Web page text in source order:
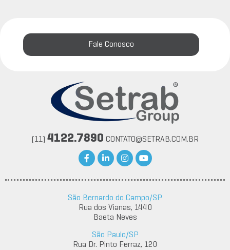
(11) 4122.7890 CONTATO@SETRAB.COM.BR
São Bernardo do Campo/SP
Rua dos Vianas, 1440
Baeta Neves
São Paulo/SP
Rua Dr. Pinto Ferraz, 120
Fale Conosco